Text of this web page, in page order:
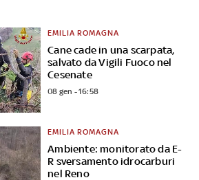
Cane cade in una scarpata,
salvato da Vigili Fuoco nel
Cesenate
EMILIA ROMAGNA
08 gen - 16:58
Ambiente: monitorato da E-
R sversamento idrocarburi
nel Reno
EMILIA ROMAGNA